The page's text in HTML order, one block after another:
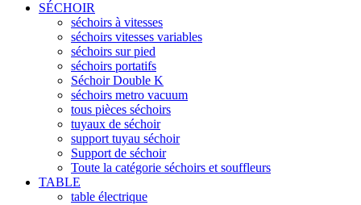
SÉCHOIR
séchoirs à vitesses
séchoirs vitesses variables
séchoirs sur pied
séchoirs portatifs
Séchoir Double K
séchoirs metro vacuum
tous pièces séchoirs
tuyaux de séchoir
support tuyau séchoir
Support de séchoir
Toute la catégorie séchoirs et souffleurs
TABLE
table électrique